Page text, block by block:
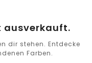
ausverkauft.
dir stehen. Entdecke
Farben.